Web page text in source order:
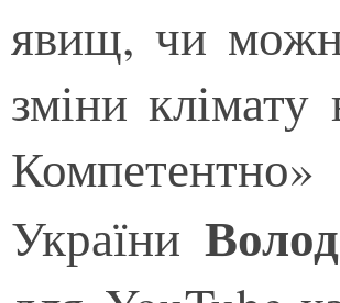
явищ, чи
зміни
України